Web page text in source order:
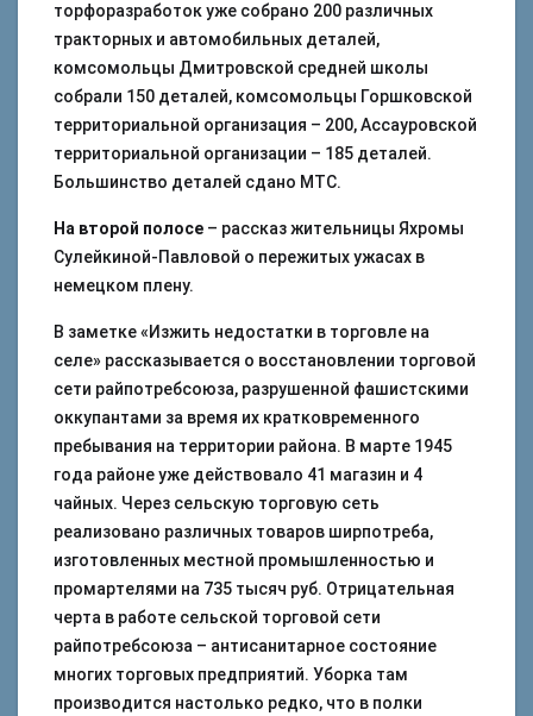
торфоразработок уже собрано 200 различных
тракторных и автомобильных деталей,
комсомольцы Дмитровской средней школы
собрали 150 деталей, комсомольцы Горшковской
территориальной организация – 200, Ассауровской
территориальной организации – 185 деталей.
Большинство деталей сдано МТС.
На второй полосе – рассказ жительницы Яхромы
Сулейкиной-Павловой о пережитых ужасах в
немецком плену.
В заметке «Изжить недостатки в торговле на
селе» рассказывается о восстановлении торговой
сети райпотребсоюза, разрушенной фашистскими
оккупантами за время их кратковременного
пребывания на территории района. В марте 1945
года районе уже действовало 41 магазин и 4
чайных. Через сельскую торговую сеть
реализовано различных товаров ширпотреба,
изготовленных местной промышленностью и
промартелями на 735 тысяч руб. Отрицательная
черта в работе сельской торговой сети
райпотребсоюза – антисанитарное состояние
многих торговых предприятий. Уборка там
производится настолько редко, что в полки